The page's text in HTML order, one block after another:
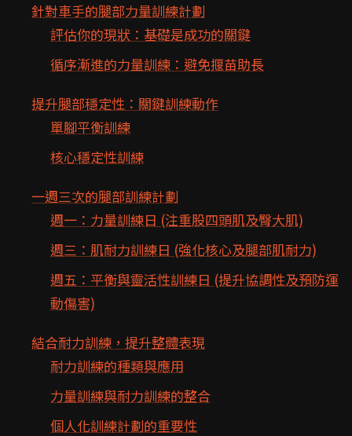
針對車手的腿部力量訓練計劃
評估你的現狀：基礎是成功的關鍵
循序漸進的力量訓練：避免揠苗助長
提升腿部穩定性：關鍵訓練動作
單腳平衡訓練
核心穩定性訓練
一週三次的腿部訓練計劃
週一：力量訓練日 (注重股四頭肌及臀大肌)
週三：肌耐力訓練日 (強化核心及腿部肌耐力)
週五：平衡與靈活性訓練日 (提升協調性及預防運
動傷害)
結合耐力訓練，提升整體表現
耐力訓練的種類與應用
力量訓練與耐力訓練的整合
個人化訓練計劃的重要性